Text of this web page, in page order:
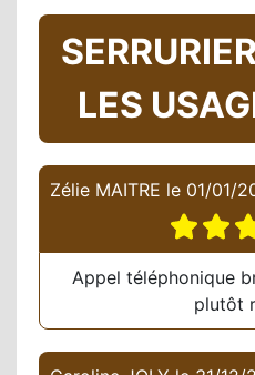
LES
Zélie MAITRE le 01/01/
Appel téléphonique
plutôt